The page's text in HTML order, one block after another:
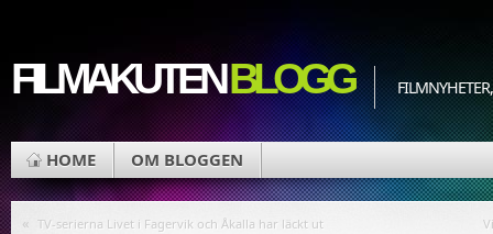
FILMAKUTENBLOGG
HOME OM BLOGGEN
« TV-serierna Livet i Fagervik och Åkalla har läckt ut